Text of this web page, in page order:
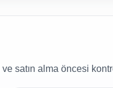
satın alma öncesi